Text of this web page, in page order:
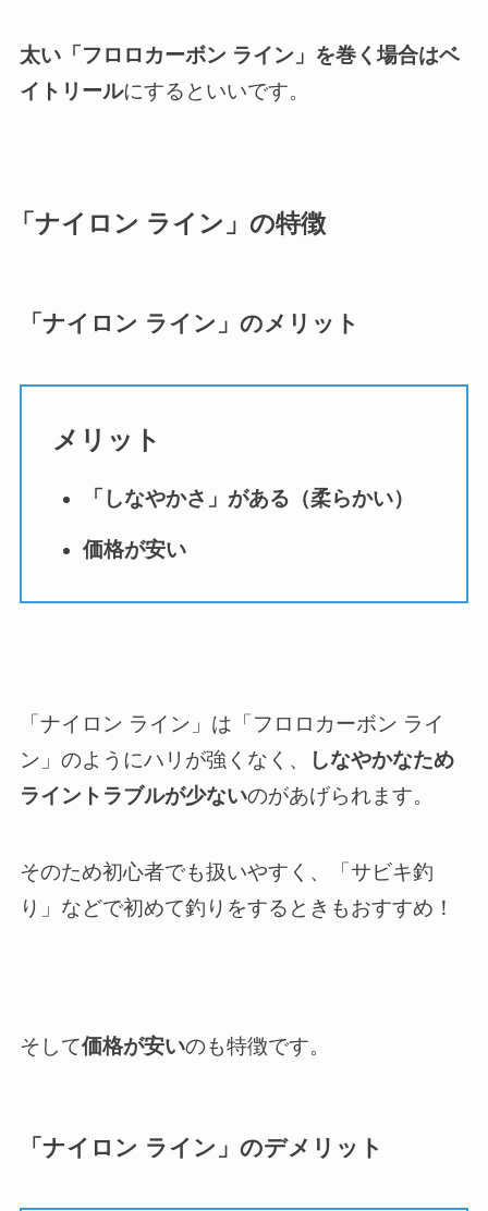
太い「フロロカーボン ライン」を巻く場合はベ
イトリールにするといいです。
「ナイロン ライン」の特徴
「ナイロン ライン」のメリット
メリット
「しなやかさ」がある（柔らかい）
価格が安い
「ナイロン ライン」は「フロロカーボン ライ
ン」のようにハリが強くなく、
しなやかなため
ライントラブルが少ないのがあげられます。
そのため初心者でも扱いやすく、「サビキ釣
り」などで初めて釣りをするときもおすすめ！
そして価格が安いのも特徴です。
「ナイロン ライン」のデメリット